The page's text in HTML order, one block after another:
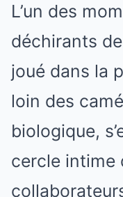
L’un des
déchirants
joué dans la
loin des
biologique,
cercle